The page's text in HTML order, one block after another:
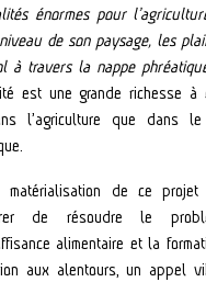
énormes pour
de son paysage, les
à travers la nappe
est une grande richesse à
l’agriculture que dans le
matérialisation de ce
de résoudre le
alimentaire et la
aux alentours, un appel